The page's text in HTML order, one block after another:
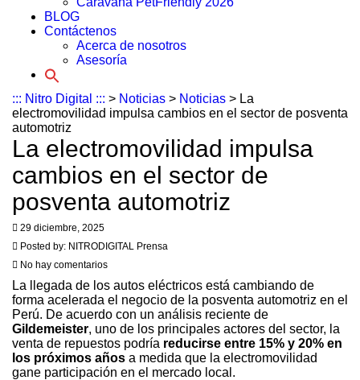
BLOG
Contáctenos
Acerca de nosotros
Asesoría
Search
::: Nitro Digital ::: > Noticias > Noticias > La
electromovilidad impulsa cambios en el sector de posventa
automotriz
La electromovilidad impulsa
cambios en el sector de
posventa automotriz
29 diciembre, 2025
Posted by: NITRODIGITAL Prensa
No hay comentarios
La llegada de los autos eléctricos está cambiando de
forma acelerada el negocio de la posventa automotriz en el
Perú. De acuerdo con un análisis reciente de
Gildemeister, uno de los principales actores del sector, la
venta de repuestos podría reducirse entre 15% y 20% en
los próximos años a medida que la electromovilidad
gane participación en el mercado local.